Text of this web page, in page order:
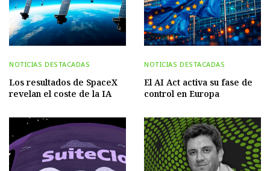
NOTICIAS DESTACADAS
Los resultados de SpaceX
revelan el coste de la IA
NOTICIAS DESTACADAS
El AI Act activa su fase de
control en Europa